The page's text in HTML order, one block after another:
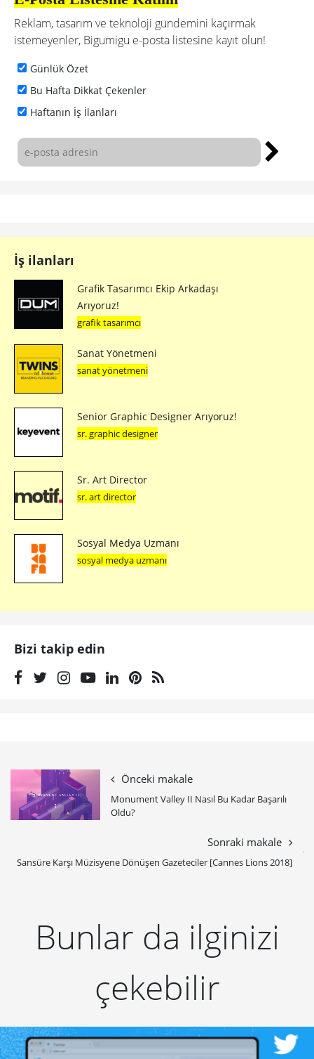
Reklam, tasarım ve teknoloji gündemini kaçırmak
istemeyenler, Bigumigu e-posta listesine kayıt olun!
Günlük Özet
Bu Hafta Dikkat Çekenler
Haftanın İş İlanları
İş ilanları
Grafik Tasarımcı Ekip Arkadaşı
Arıyoruz!
grafik tasarımcı
Sanat Yönetmeni
sanat yönetmeni
Senior Graphic Designer Arıyoruz!
sr. graphic designer
Sr. Art Director
sr. art director
Sosyal Medya Uzmanı
sosyal medya uzmanı
Bizi takip edin
Önceki makale
Monument Valley II Nasıl Bu Kadar Başarılı
Oldu?
Sonraki makale
Sansüre Karşı Müzisyene Dönüşen Gazeteciler [Cannes Lions 2018]
Bunlar da ilginizi
çekebilir